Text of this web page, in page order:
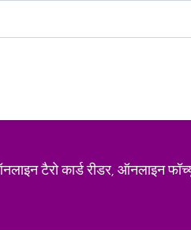
टैरो कार्ड रीडर, ऑनलाइन